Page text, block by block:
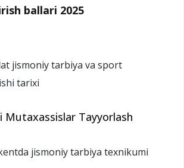
ballari 2025
jismoniy tarbiya va sport
tarixi
Mutaxassislar Tayyorlash
jismoniy tarbiya texnikumi